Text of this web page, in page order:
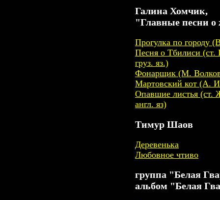
Галина Хомчик,
"Главные песни о
Прогулка по городу
Песня о Тбилиси (ст.
груз. яз.)
Фонарщик (М.
Мартовский кот (А.
Опавшие листья
англ. яз)
Тимур Шаов
Деревенька
Любовное чтиво
группа "Белая
альбом "Белая